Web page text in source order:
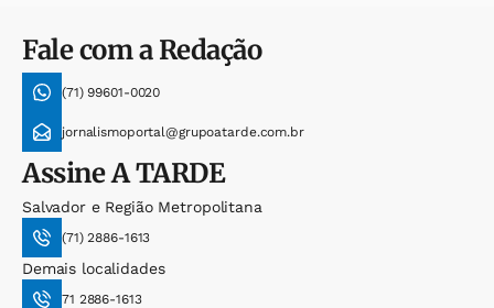
Fale com a Redação
(71) 99601-0020
jornalismoportal@grupoatarde.com.br
AssineA TARDE
Salvador e Região Metropolitana
(71) 2886-1613
Demais localidades
71 2886-1613